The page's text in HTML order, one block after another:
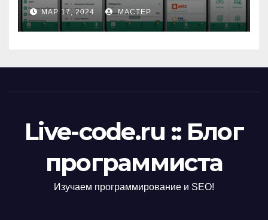
МАР 17, 2024 МАСТЕР
Live-code.ru :: Блог
программиста
Изучаем программирование и SEO!